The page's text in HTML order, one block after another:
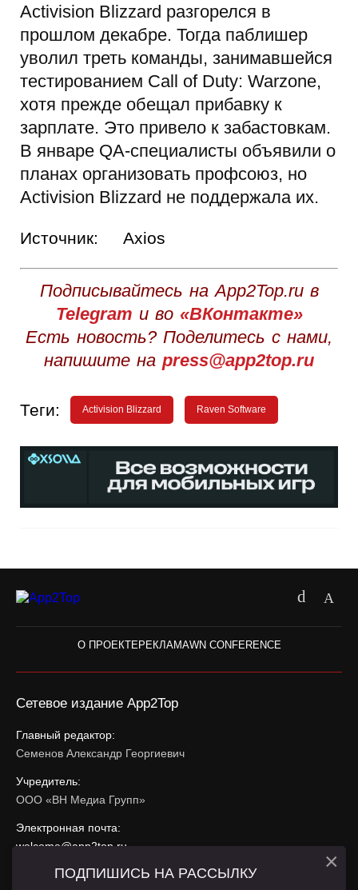
Activision Blizzard разгорелся в
прошлом декабре. Тогда паблишер
уволил треть команды, занимавшейся
тестированием Call of Duty: Warzone,
хотя прежде обещал прибавку к
зарплате. Это привело к забастовкам.
В январе QA-специалисты объявили о
планах организовать профсоюз, но
Activision Blizzard не поддержала их.
Источник: Axios
Подписывайтесь на App2Top.ru в
Telegram и во «ВКонтакте»
Есть новость? Поделитесь с нами,
напишите на press@app2top.ru
Теги: Activision Blizzard Raven Software
О ПРОЕКТЕРЕКЛАМАWN CONFERENCE
Сетевое издание App2Top
Главный редактор:
Семенов Александр Георгиевич
Учредитель:
ООО «ВН Медиа Групп»
Электронная почта:
welcome@app2top.ru
При использовании материалов активная ссылка на
ПОДПИШИСЬ НА РАССЫЛКУ ×